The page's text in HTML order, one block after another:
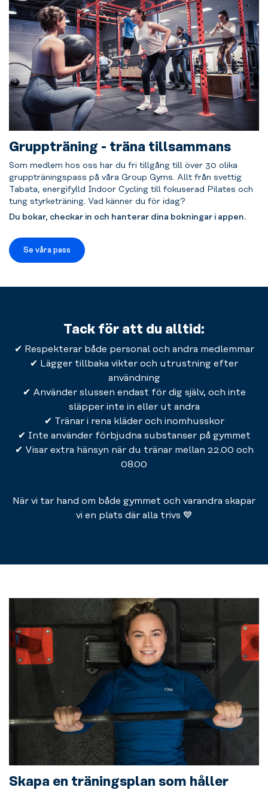
Gruppträning - träna tillsammans
Som medlem hos oss har du fri tillgång till över 30 olika
gruppträningspass på våra Group Gyms. Allt från svettig
Tabata, energifylld Indoor Cycling till fokuserad Pilates och
tung styrketräning. Vad känner du för idag?
Du bokar, checkar in och hanterar dina bokningar i appen.
Se våra pass
Tack för att du alltid:
✔ Respekterar både personal och andra medlemmar
✔ Lägger tillbaka vikter och utrustning efter
användning
✔ Använder slussen endast för dig själv, och inte
släpper inte in eller ut andra
✔ Tränar i rena kläder och inomhusskor
✔ Inte använder förbjudna substanser på gymmet
✔ Visar extra hänsyn när du tränar mellan 22.00 och
08.00
När vi tar hand om både gymmet och varandra skapar
vi en plats där alla trivs 💙
Skapa en träningsplan som håller